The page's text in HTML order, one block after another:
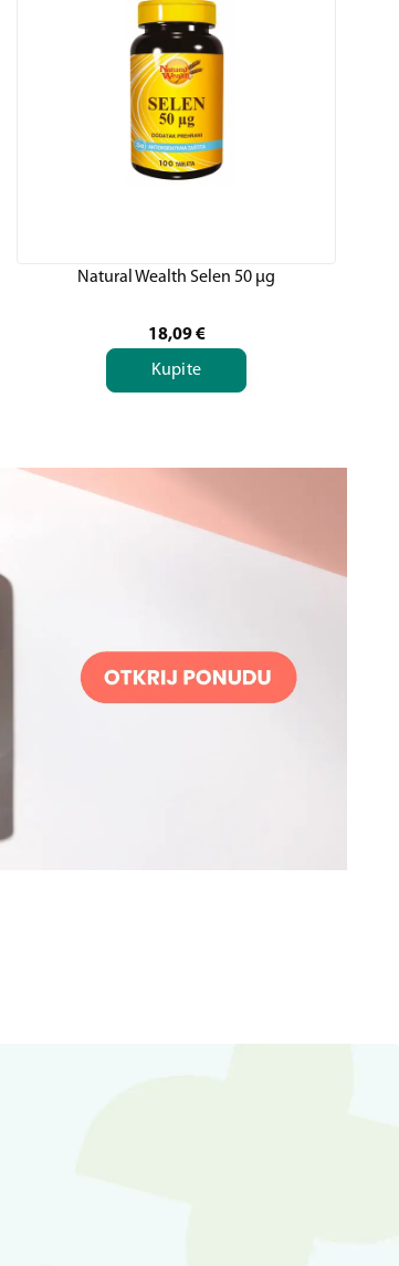
Natural Wealth Selen 50 µg
18,09 €
Kupite